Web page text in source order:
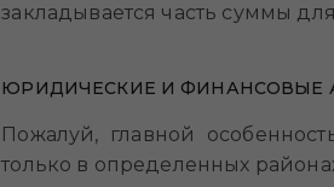
закладывается часть суммы
ЮРИДИЧЕСКИЕ И ФИНАНСОВЫЕ
Пожалуй, главной
только в определенных